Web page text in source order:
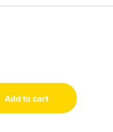
Add to cart